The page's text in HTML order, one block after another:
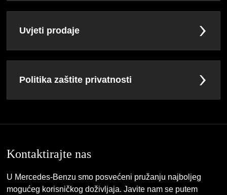
Uvjeti prodaje
Politika zaštite privatnosti
Kontaktirajte nas
U Mercedes-Benzu smo posvećeni pružanju najboljeg
mogućeg korisničkog doživljaja. Javite nam se putem